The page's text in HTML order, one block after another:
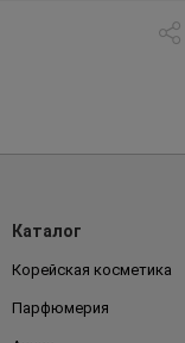
Каталог
Корейская косметика
Парфюмерия